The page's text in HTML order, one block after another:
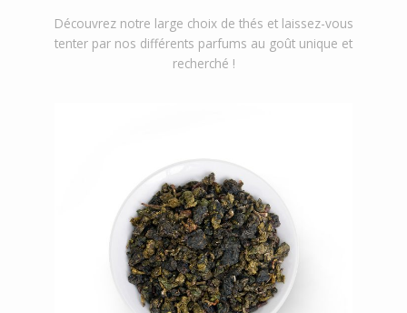
Découvrez notre large choix de thés et laissez-vous
tenter par nos différents parfums au goût unique et
recherché !